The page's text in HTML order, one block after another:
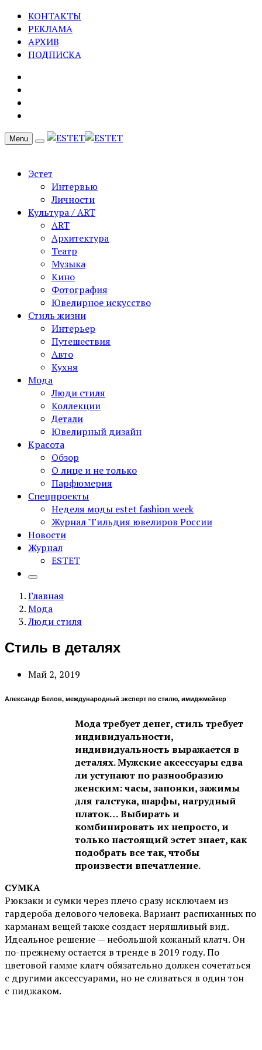
КОНТАКТЫ
РЕКЛАМА
АРХИВ
ПОДПИСКА
Menu
Эстет
Интервью
Личности
Культура / ART
ART
Архитектура
Театр
Музыка
Кино
Фотография
Ювелирное искусство
Стиль жизни
Интерьер
Путешествия
Авто
Кухня
Мода
Люди стиля
Коллекции
Детали
Ювелирный дизайн
Красота
Обзор
О лице и не только
Парфюмерия
Спецпроекты
Неделя моды estet fashion week
Журнал "Гильдия ювелиров России
Новости
Журнал
ESTET
Главная
Мода
Люди стиля
Стиль в деталях
Май 2, 2019
Александр Белов, международный эксперт по стилю, имиджмейкер
Мода требует денег, стиль требует
индивидуальности,
индивидуальность выражается в
деталях. Мужские аксессуары едва
ли уступают по разнообразию
женским: часы, запонки, зажимы
для галстука, шарфы, нагрудный
платок… Выбирать и
комбинировать их непросто, и
только настоящий эстет знает, как
подобрать все так, чтобы
произвести впечатление.
СУМКА
Рюкзаки и сумки через плечо сразу исключаем из
гардероба делового человека. Вариант распиханных по
карманам вещей также создаст неряшливый вид.
Идеальное решение — небольшой кожаный клатч. Он
по-прежнему остается в тренде в 2019 году. По
цветовой гамме клатч обязательно должен сочетаться
с другими аксессуарами, но не сливаться в один тон
с пиджаком.